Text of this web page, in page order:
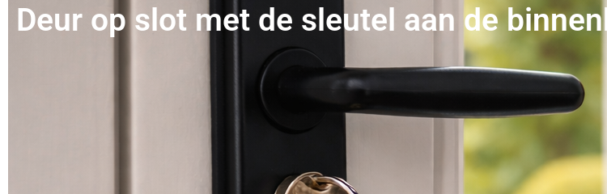
Deur op slot met de sleutel aan de